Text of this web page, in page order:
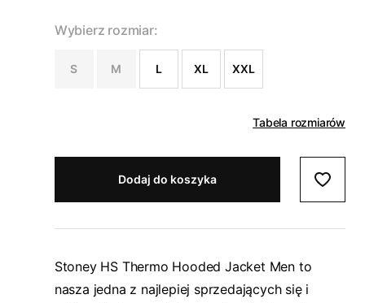
Wybierz rozmiar:
S M L XL XXL
Tabela rozmiarów
Dodaj do koszyka
Stoney HS Thermo Hooded Jacket Men to
nasza jedna z najlepiej sprzedających się i